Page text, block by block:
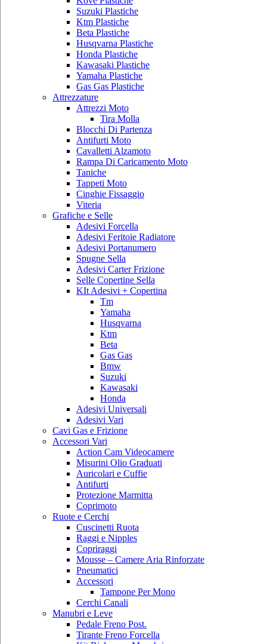
Suzuki Plastiche
Ktm Plastiche
Beta Plastiche
Husqvarna Plastiche
Honda Plastiche
Kawasaki Plastiche
Yamaha Plastiche
Gas Gas Plastiche
Attrezzature
Attrezzi Moto
Tira Molla
Blocchi Di Partenza
Antifurti Moto
Cavalletti Alzamoto
Rampa Di Caricamento Moto
Taniche
Tappeti Moto
Cinghie Fissaggio
Viteria
Grafiche e Selle
Adesivi Forcella
Adesivi Feritoie Radiatore
Adesivi Portanumero
Spugne Sella
Adesivi Carter Frizione
Selle Copertine Sella
KIt Adesivi + Copertina
Tm
Yamaha
Husqvarna
Ktm
Beta
Gas Gas
Bmw
Suzuki
Kawasaki
Honda
Adesivi Universali
Adesivi Vari
Cavi Gas e Frizione
Accessori Vari
Action Cam Videocamere
Misurini Olio Graduati
Auricolari e Cuffie
Antifurti
Protezione Marmitta
Coprimoto
Ruote e Cerchi
Cuscinetti Ruota
Raggi e Nipples
Copriraggi
Mousse – Camere Aria Rinforzate
Pneumatici
Accessori
Tampone Per Mono
Cerchi Canali
Manubri e Leve
Pedale Freno Post.
Tirante Freno Forcella